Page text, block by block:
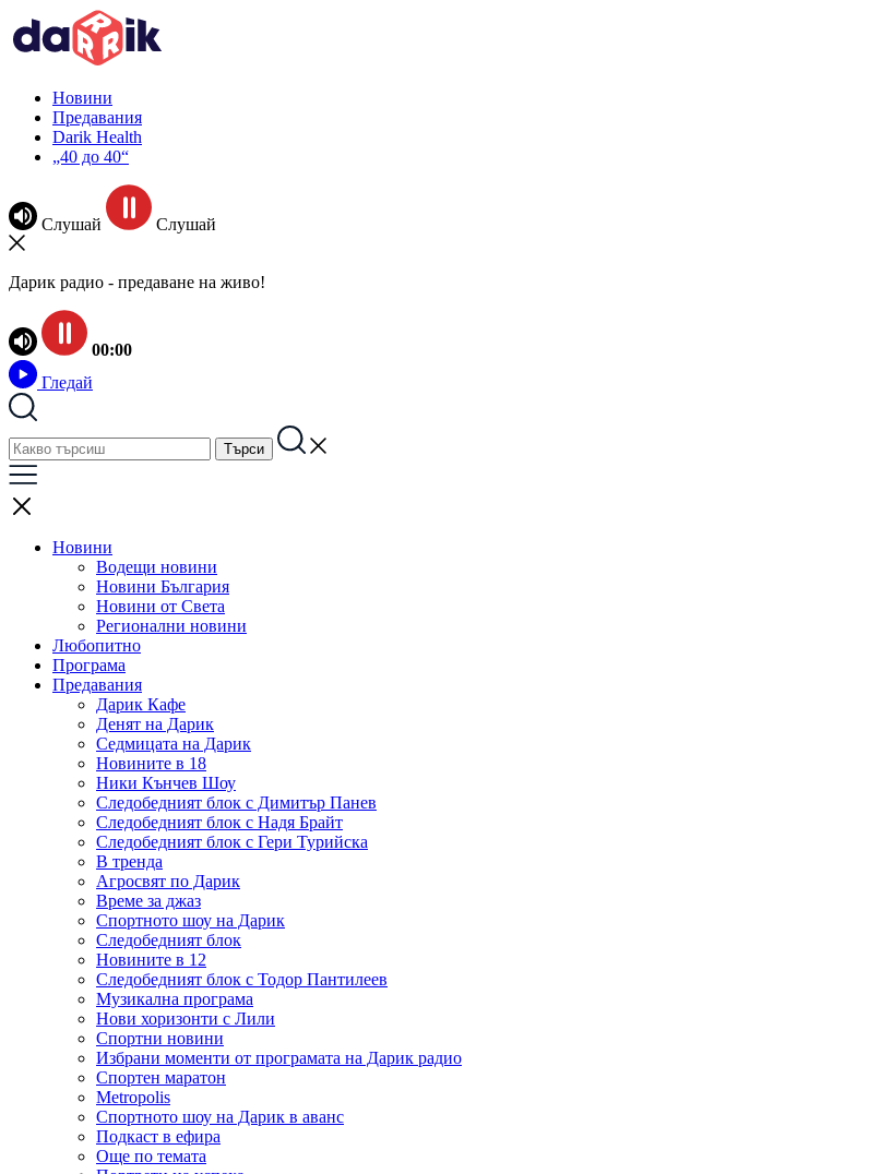
Новини
Предавания
Darik Health
„40 до 40“
Слушай Слушай
Дарик радио - предаване на живо!
00:00
Гледай
Новини
Водещи новини
Новини България
Новини от Света
Регионални новини
Любопитно
Програма
Предавания
Дарик Кафе
Денят на Дарик
Седмицата на Дарик
Новините в 18
Ники Кънчев Шоу
Следобедният блок с Димитър Панев
Следобедният блок с Надя Брайт
Следобедният блок с Гери Турийска
В тренда
Агросвят по Дарик
Време за джаз
Спортното шоу на Дарик
Следобедният блок
Новините в 12
Следобедният блок с Тодор Пантилеев
Музикална програма
Нови хоризонти с Лили
Спортни новини
Избрани моменти от програмата на Дарик радио
Спортен маратон
Metropolis
Спортното шоу на Дарик в аванс
Подкаст в ефира
Още по темата